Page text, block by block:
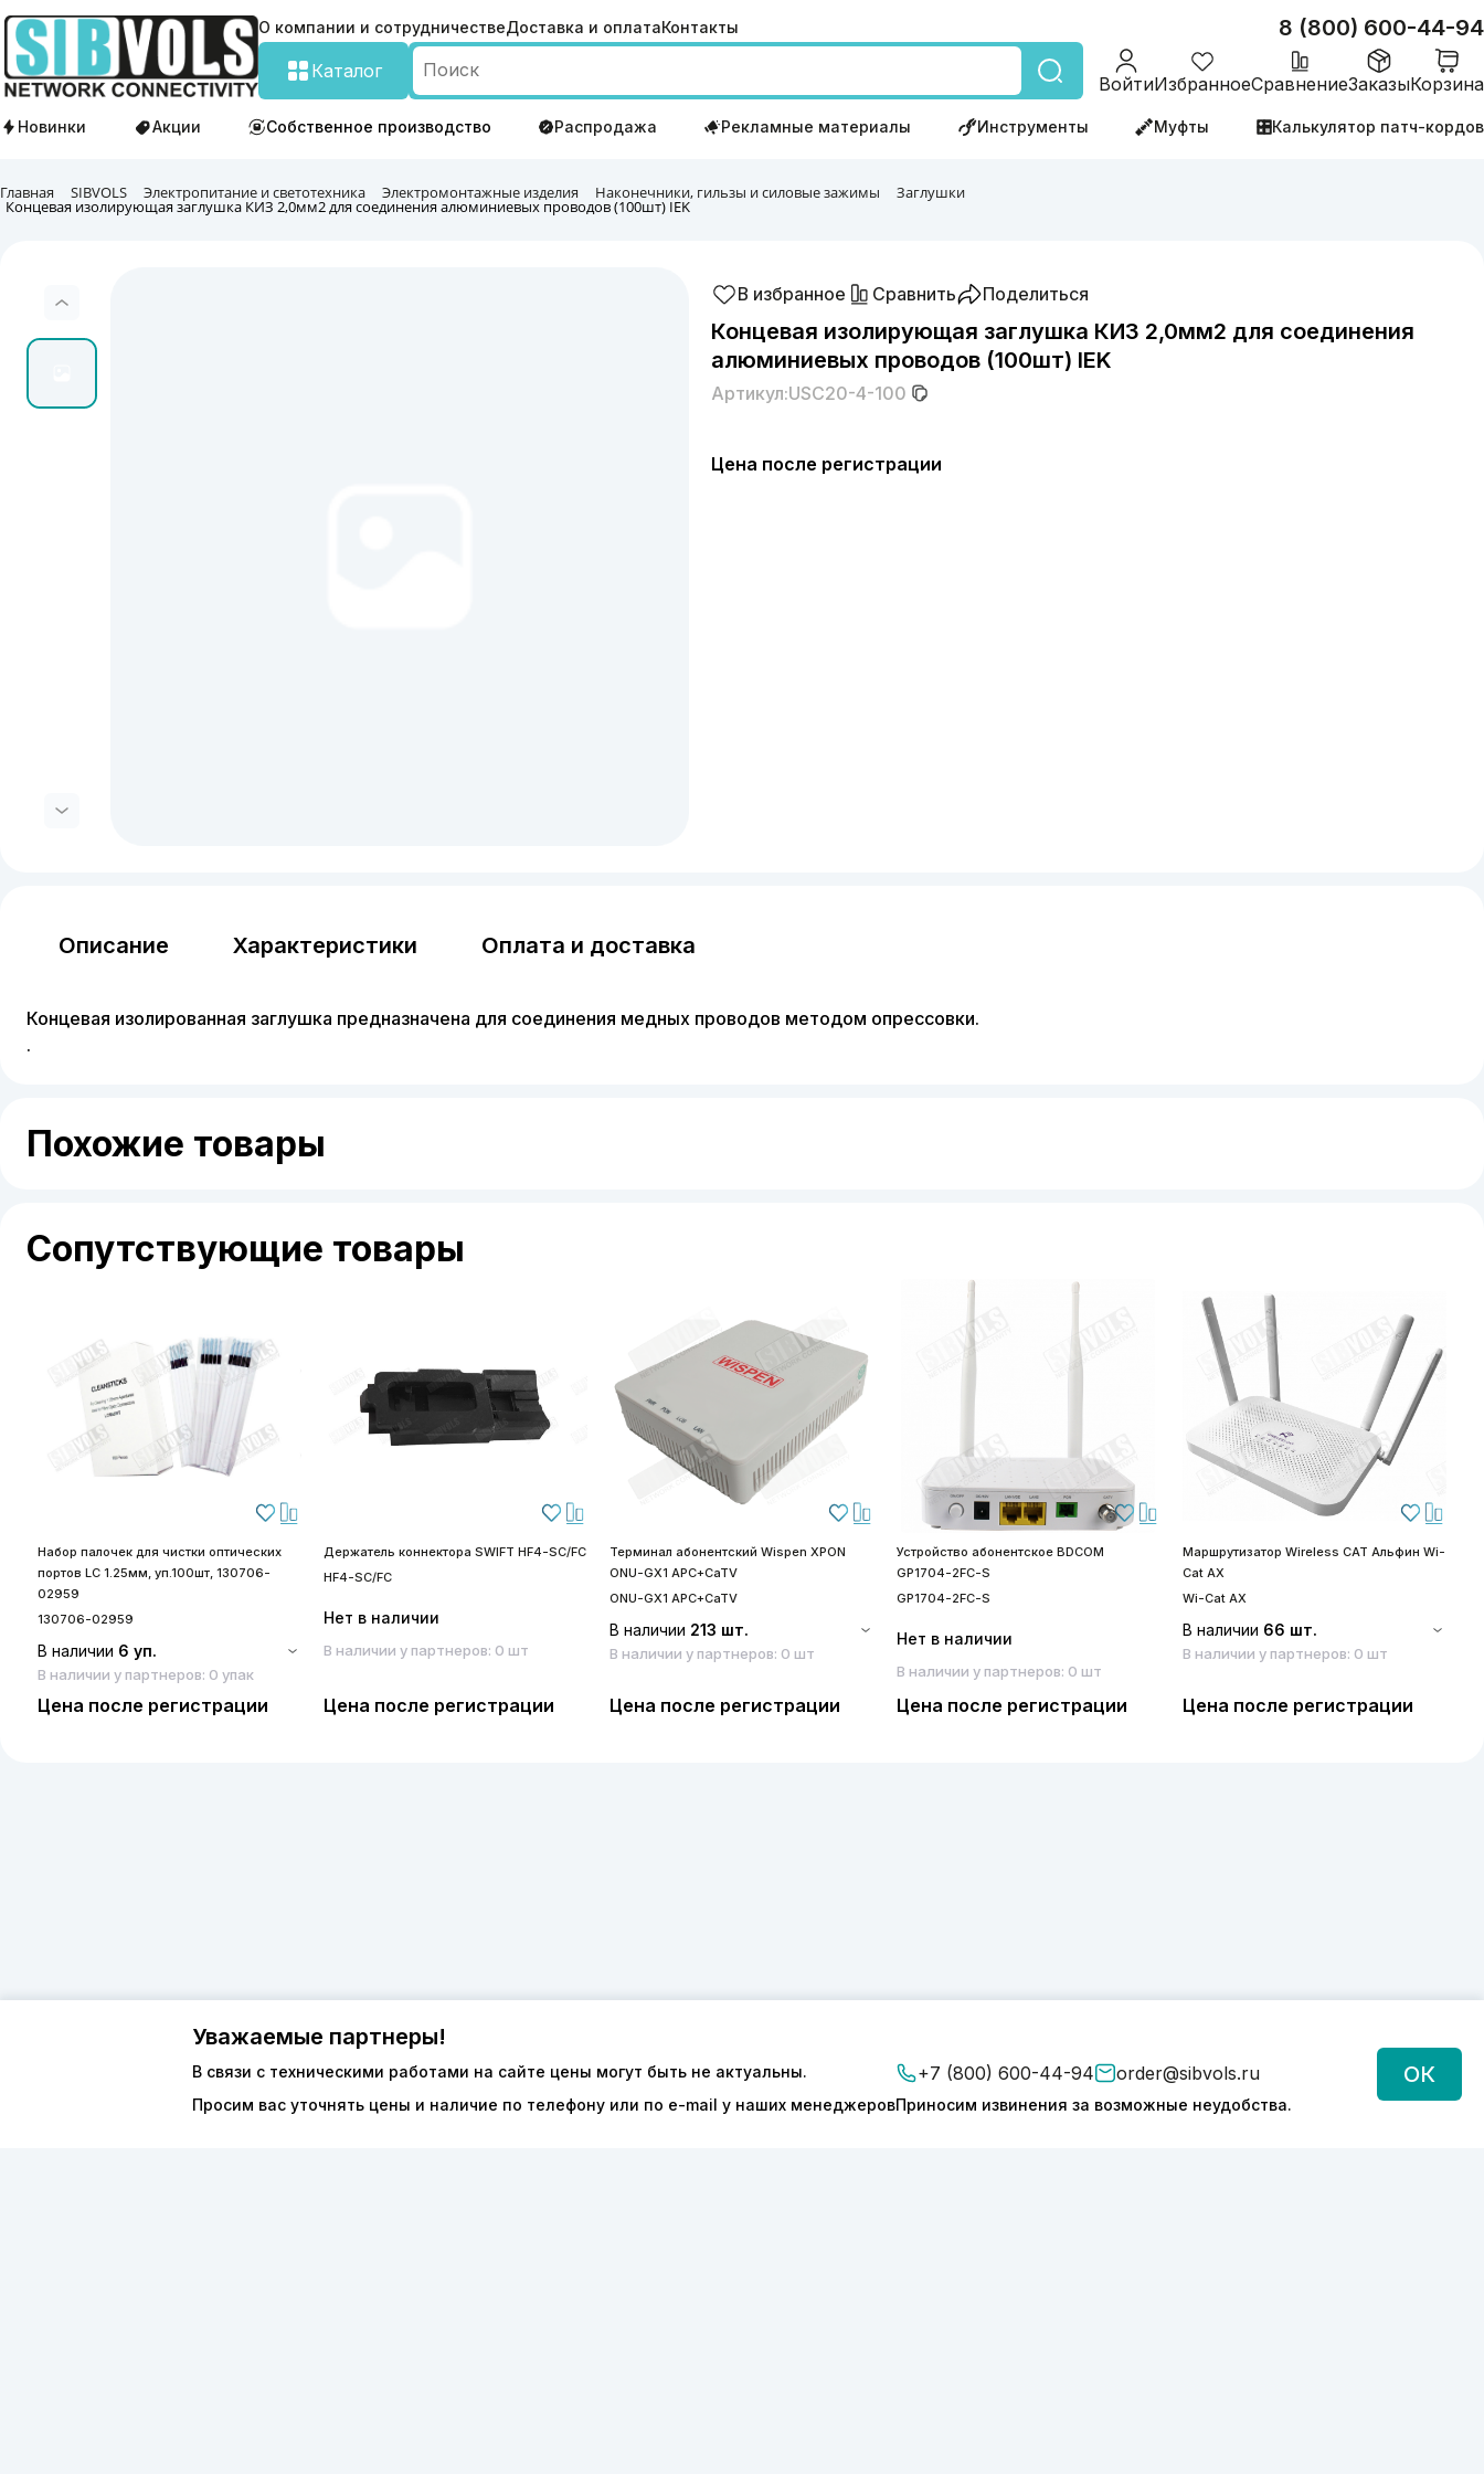
О компании и сотрудничествеДоставка и оплатаКонтакты 8 (800) 600-44-94
Каталог
ВойтиИзбранноеСравнениеЗаказыКорзина
Новинки Акции Собственное производство Распродажа Рекламные материалы Инструменты Муфты Калькулятор патч-кордов
Главная SIBVOLS Электропитание и светотехника Электромонтажные изделия Наконечники, гильзы и силовые зажимы Заглушки
Концевая изолирующая заглушка КИЗ 2,0мм2 для соединения алюминиевых проводов (100шт) IEK
В избранное Сравнить Поделиться
Концевая изолирующая заглушка КИЗ 2,0мм2 для соединения
алюминиевых проводов (100шт) IEK
Артикул:USC20-4-100
Цена после регистрации
Описание Характеристики Оплата и доставка
Концевая изолированная заглушка предназначена для соединения медных проводов методом опрессовки.
.
Похожие товары
Сопутствующие товары
Набор палочек для чистки оптических
портов LC 1.25мм, уп.100шт, 130706-
02959
130706-02959
В наличии 6 уп.
В наличии у партнеров: 0 упак
Цена после регистрации
Держатель коннектора SWIFT HF4-SC/FC
HF4-SC/FC
Нет в наличии
В наличии у партнеров: 0 шт
Цена после регистрации
Терминал абонентский Wispen XPON
ONU-GX1 APC+CaTV
ONU-GX1 APC+CaTV
В наличии 213 шт.
В наличии у партнеров: 0 шт
Цена после регистрации
Устройство абонентское BDCOM
GP1704-2FC-S
GP1704-2FC-S
Нет в наличии
В наличии у партнеров: 0 шт
Цена после регистрации
Маршрутизатор Wireless CAT Альфин Wi-
Cat AX
Wi-Cat AX
В наличии 66 шт.
В наличии у партнеров: 0 шт
Цена после регистрации
Уважаемые партнеры!
В связи с техническими работами на сайте цены могут быть не актуальны.
Просим вас уточнять цены и наличие по телефону или по e-mail у наших менеджеров
+7 (800) 600-44-94 order@sibvols.ru
Приносим извинения за возможные неудобства.
ОК